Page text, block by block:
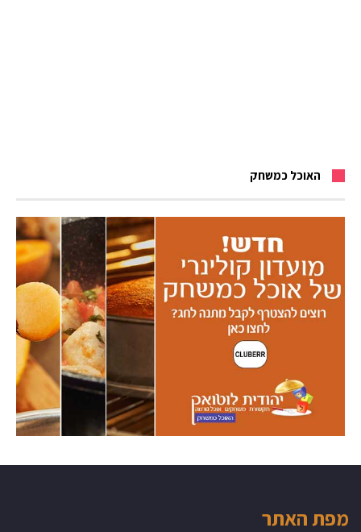
האוכל כמשחק
מפת האתר